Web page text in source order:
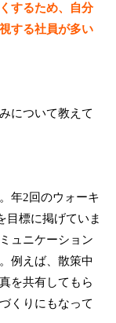
するため、自分
する社員が多い
について教えて
年2回のウォーキ
目標に掲げていま
ュニケーション
例えば、散策中
を共有してもら
くりにもなって